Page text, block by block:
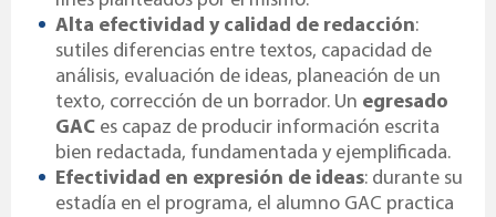
Alta efectividad y calidad de redacción:
sutiles diferencias entre textos, capacidad de
análisis, evaluación de ideas, planeación de un
texto, corrección de un borrador. Un egresado
GAC es capaz de producir información escrita
bien redactada, fundamentada y ejemplificada.
Efectividad en expresión de ideas: durante su
estadía en el programa, el alumno GAC practica